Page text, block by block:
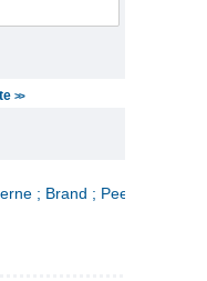
>>
; Brand ; Peer Gynt. 2